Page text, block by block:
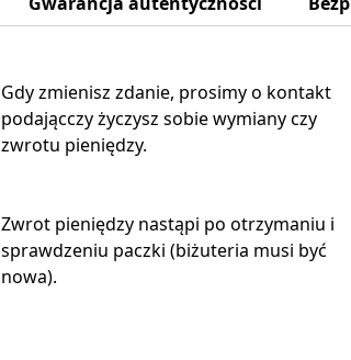
Gdy zmienisz zdanie, prosimy o kontakt
podającczy życzysz sobie wymiany czy
zwrotu pieniędzy.
Zwrot pieniędzy nastąpi po otrzymaniu i
sprawdzeniu paczki (biżuteria musi być
nowa).